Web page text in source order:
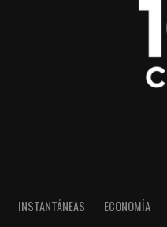
INSTANTÁNEAS ECONOMÍA